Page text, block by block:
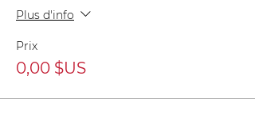
Plus d'info
Prix
0,00 $US